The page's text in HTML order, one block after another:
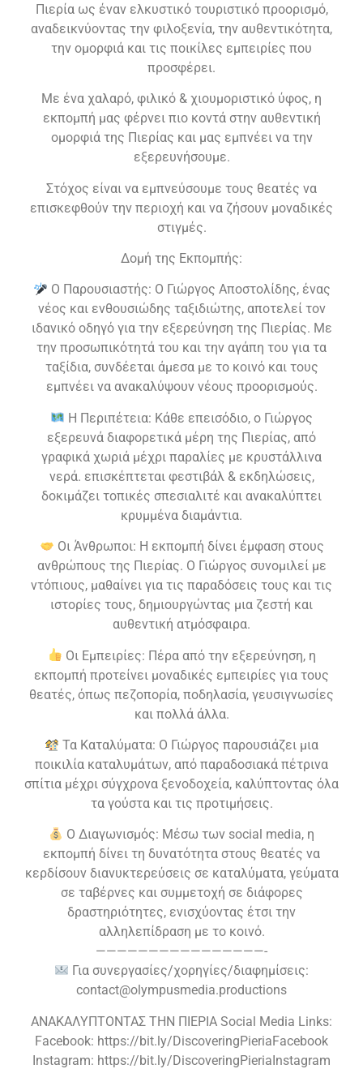
Πιερία ως έναν ελκυστικό τουριστικό προορισμό,
αναδεικνύοντας την φιλοξενία, την αυθεντικότητα,
την ομορφιά και τις ποικίλες εμπειρίες που
προσφέρει.
Με ένα χαλαρό, φιλικό & χιουμοριστικό ύφος, η
εκπομπή μας φέρνει πιο κοντά στην αυθεντική
ομορφιά της Πιερίας και μας εμπνέει να την
εξερευνήσουμε.
Στόχος είναι να εμπνεύσουμε τους θεατές να
επισκεφθούν την περιοχή και να ζήσουν μοναδικές
στιγμές.
Δομή της Εκπομπής:
Ο Παρουσιαστής: Ο Γιώργος Αποστολίδης, ένας
νέος και ενθουσιώδης ταξιδιώτης, αποτελεί τον
ιδανικό οδηγό για την εξερεύνηση της Πιερίας. Με
την προσωπικότητά του και την αγάπη του για τα
ταξίδια, συνδέεται άμεσα με το κοινό και τους
εμπνέει να ανακαλύψουν νέους προορισμούς.
Η Περιπέτεια: Κάθε επεισόδιο, ο Γιώργος
εξερευνά διαφορετικά μέρη της Πιερίας, από
γραφικά χωριά μέχρι παραλίες με κρυστάλλινα
νερά. επισκέπτεται φεστιβάλ & εκδηλώσεις,
δοκιμάζει τοπικές σπεσιαλιτέ και ανακαλύπτει
κρυμμένα διαμάντια.
Οι Άνθρωποι: Η εκπομπή δίνει έμφαση στους
ανθρώπους της Πιερίας. Ο Γιώργος συνομιλεί με
ντόπιους, μαθαίνει για τις παραδόσεις τους και τις
ιστορίες τους, δημιουργώντας μια ζεστή και
αυθεντική ατμόσφαιρα.
Οι Εμπειρίες: Πέρα από την εξερεύνηση, η
εκπομπή προτείνει μοναδικές εμπειρίες για τους
θεατές, όπως πεζοπορία, ποδηλασία, γευσιγνωσίες
και πολλά άλλα.
Τα Καταλύματα: Ο Γιώργος παρουσιάζει μια
ποικιλία καταλυμάτων, από παραδοσιακά πέτρινα
σπίτια μέχρι σύγχρονα ξενοδοχεία, καλύπτοντας όλα
τα γούστα και τις προτιμήσεις.
Ο Διαγωνισμός: Μέσω των social media, η
εκπομπή δίνει τη δυνατότητα στους θεατές να
κερδίσουν διανυκτερεύσεις σε καταλύματα, γεύματα
σε ταβέρνες και συμμετοχή σε διάφορες
δραστηριότητες, ενισχύοντας έτσι την
αλληλεπίδραση με το κοινό.
————————————————-
Για συνεργασίες/χορηγίες/διαφημίσεις:
contact@olympusmedia.productions
ΑΝΑΚΑΛΥΠΤΟΝΤΑΣ ΤΗΝ ΠΙΕΡΙΑ Social Media Links:
Facebook: https://bit.ly/DiscoveringPieriaFacebook
Instagram: https://bit.ly/DiscoveringPieriaInstagram